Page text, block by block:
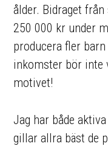
ålder. Bidraget
250 000 kr under
producera fler
inkomster bör inte
motivet!
Jag har både
gillar allra bäst de